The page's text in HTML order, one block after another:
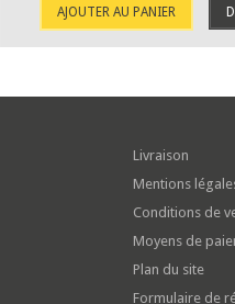
AJOUTER AU PANIER
Livraison
Mentions
Conditions de
Moyens de
Plan du site
Formulaire de